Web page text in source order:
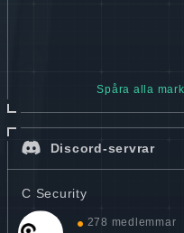
Spåra alla
Discord-servrar
C Security
278 medlemmar